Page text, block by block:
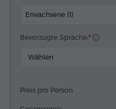
Erwachsene (1)
Bevorzugte Sprache:
Wählen
Preis pro Person